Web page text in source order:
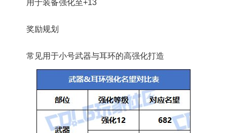
用于装备强化至+13
奖励规划
常见用于小号武器与耳环的高强化打造